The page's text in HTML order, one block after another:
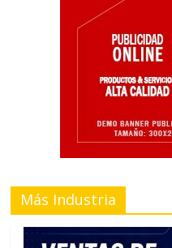
Más Industria